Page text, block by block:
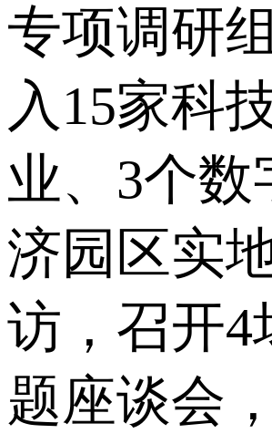
专项调研
入15家科
业、3个数
济园区实
访，召开4
题座谈会